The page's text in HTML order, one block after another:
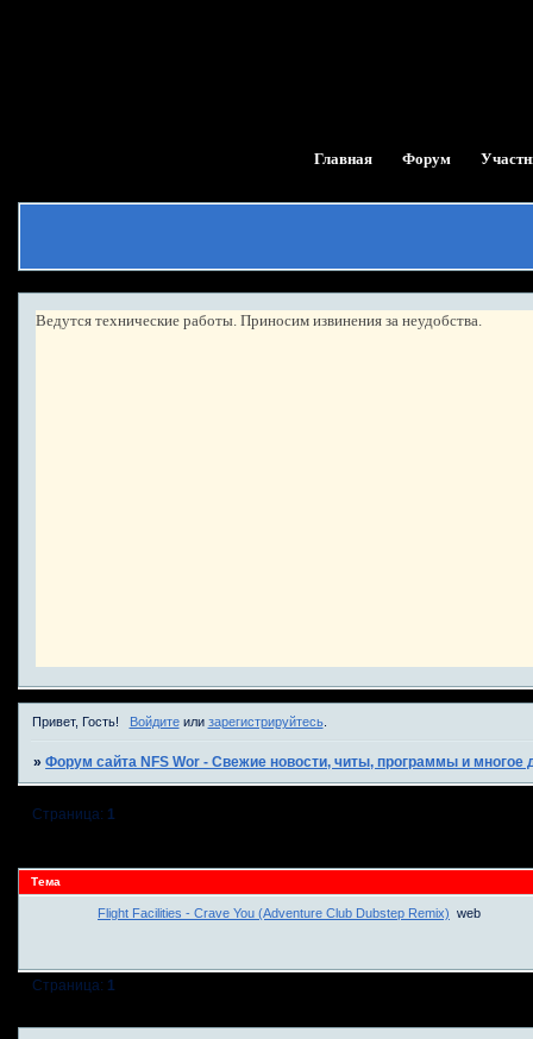
Главная Форум
Привет, Гость! Войдитеили зарегистрируйтесь.
»Форум сайта NFS Wor - Свежие новости, читы, программы и многое
Страница: 1
Тема
Flight Facilities - Crave You (Adventure Club Dubstep Remix) web
Страница: 1